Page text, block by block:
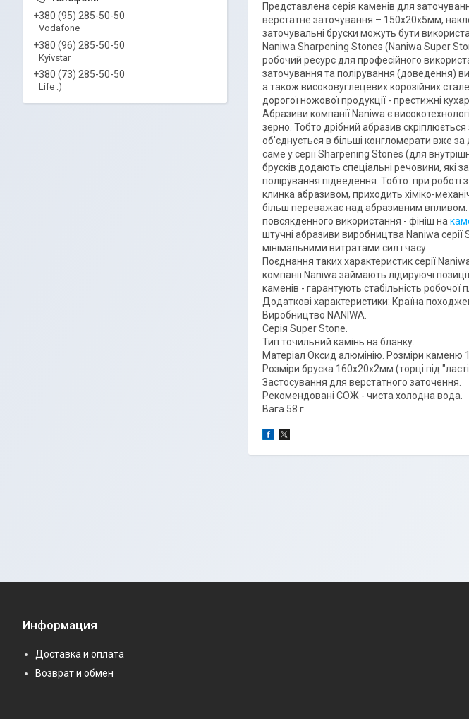
Представлена серія каменів для
верстатне заточування – 150х20х5мм,
заточувальні бруски можуть бути
Naniwa Sharpening Stones (Naniwa Super
робочий ресурс для професійного
заточування та полірування (доведення)
а також високовуглецевих корозійних
дорогої ножової продукції - престижні
Абразиви компанії Naniwa є
зерно. Тобто дрібний абразив
об'єднується в більші конгломерати вже
саме у серії Sharpening Stones (для
брусків додають спеціальні речовини,
полірування підведення. Тобто. при
клинка абразивом, приходить хіміко-
більш переважає над абразивним
повсякденного використання - фініш на
штучні абразиви виробництва Naniwa
мінімальними витратами сил і часу.
Поєднання таких характеристик серії
компанії Naniwa займають лідируючі
каменів - гарантують стабільність
Додаткові характеристики: Країна
Виробництво NANIWA.
Серія Super Stone.
Тип точильний камінь на бланку.
Матеріал Оксид алюмінію. Розміри каменю
Розміри бруска 160х20х2мм (торці під
Застосування для верстатного заточення.
Рекомендовані СОЖ - чиста холодна вода.
Вага 58 г.
+380 (95) 285-50-50
Vodafone
+380 (96) 285-50-50
Kyivstar
+380 (73) 285-50-50
Life :)
Информация
Доставка и оплата
Возврат и обмен